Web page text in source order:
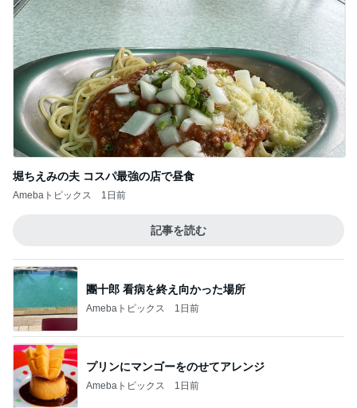
堀ちえみの夫 コスパ最強の店で昼食
Amebaトピックス 1日前
記事を読む
團十郎 看病を終え向かった場所
Amebaトピックス 1日前
プリンにマンゴーをのせてアレンジ
Amebaトピックス 1日前